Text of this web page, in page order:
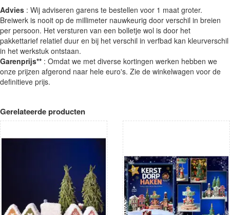
Advies : Wij adviseren garens te bestellen voor 1 maat groter.
Breiwerk is nooit op de millimeter nauwkeurig door verschil in breien
per persoon. Het versturen van een bolletje wol is door het
pakkettarief relatief duur en bij het verschil in verfbad kan kleurverschil
in het werkstuk ontstaan.
Garenprijs** : Omdat we met diverse kortingen werken hebben we
onze prijzen afgerond naar hele euro's. Zie de winkelwagen voor de
definitieve prijs.
Gerelateerde producten